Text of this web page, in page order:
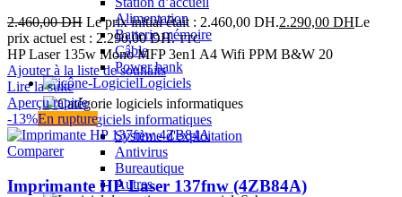
Alimentation
Batterie mémoire
Câble
Power bank
Logiciels
Logiciels informatiques
Système d'exploitation
Antivirus
Bureautique
Autres
2.460,00DH Le prix initial était : 2.460,00 DH.2.290,00 DHLe
prix actuel est : 2.290,00 DH. TTC
HP Laser 135w Mono MFP 3en1 A4 Wifi PPM B&W 20
Ajouter à la liste de souhaits
Lire la suite
Aperçu rapide
-13%En rupture
Comparer
Imprimante HP Laser 137fnw (4ZB84A)